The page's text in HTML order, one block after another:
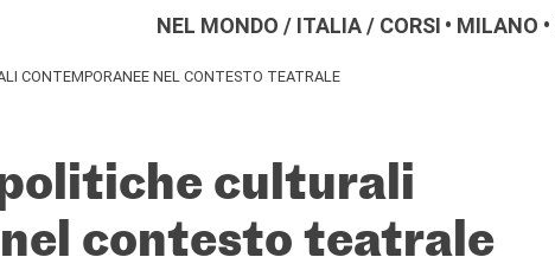
NEL MONDO / ITALIA/ CORSI MILANO
CONTEMPORANEE NEL CONTESTO TEATRALE
culturali
contesto teatrale